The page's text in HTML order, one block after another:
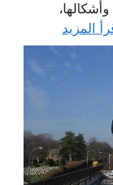
المزيد